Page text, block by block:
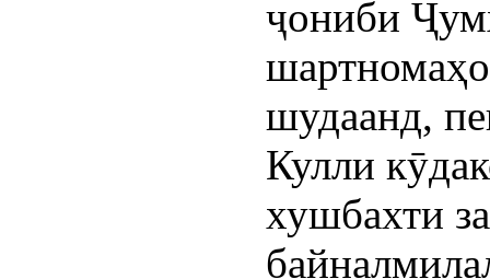
ҷониби
шудаанд,
Кулли
хушбахти